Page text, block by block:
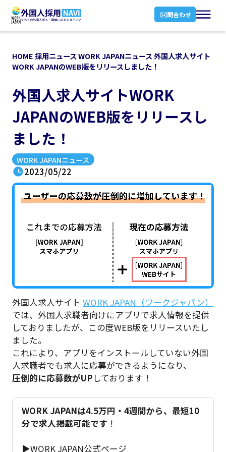
問合わせ
HOME採用ニュースWORK JAPANニュース外国人求人サイト
WORK JAPANのWEB版をリリースしました！
外国人求人サイトWORK
JAPANのWEB版をリリースし
ました！
WORK JAPANニュース
2023/05/22
外国人求人サイト WORK JAPAN（ワークジャパン）
では、外国人求職者向けにアプリで求人情報を提供
しておりましたが、この度WEB版をリリースいたし
ました。
これにより、アプリをインストールしていない外国
人求職者でも求人に応募ができるようになり、
圧倒的に応募数がUP しております！
WORK JAPANは4.5万円・4週間から、最短10
分で求人掲載可能です ！
▶︎WORK JAPAN公式ページ